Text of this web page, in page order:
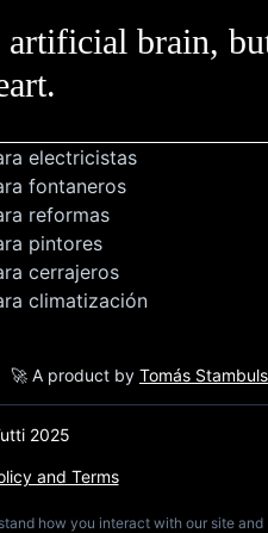
artificial brain,
electricistas
fontaneros
reformas
pintores
cerrajeros
climatización
🚀 A product by Tomás
2025
and Terms
how you interact with our site and